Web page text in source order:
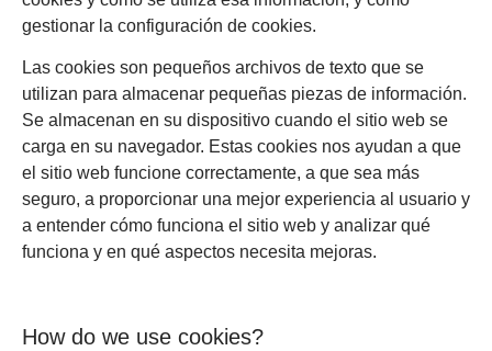
gestionar la configuración de cookies.
Las cookies son pequeños archivos de texto que se
utilizan para almacenar pequeñas piezas de información.
Se almacenan en su dispositivo cuando el sitio web se
carga en su navegador. Estas cookies nos ayudan a que
el sitio web funcione correctamente, a que sea más
seguro, a proporcionar una mejor experiencia al usuario y
a entender cómo funciona el sitio web y analizar qué
funciona y en qué aspectos necesita mejoras.
How do we use cookies?